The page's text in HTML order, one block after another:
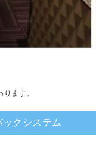
ます。
ックシステム